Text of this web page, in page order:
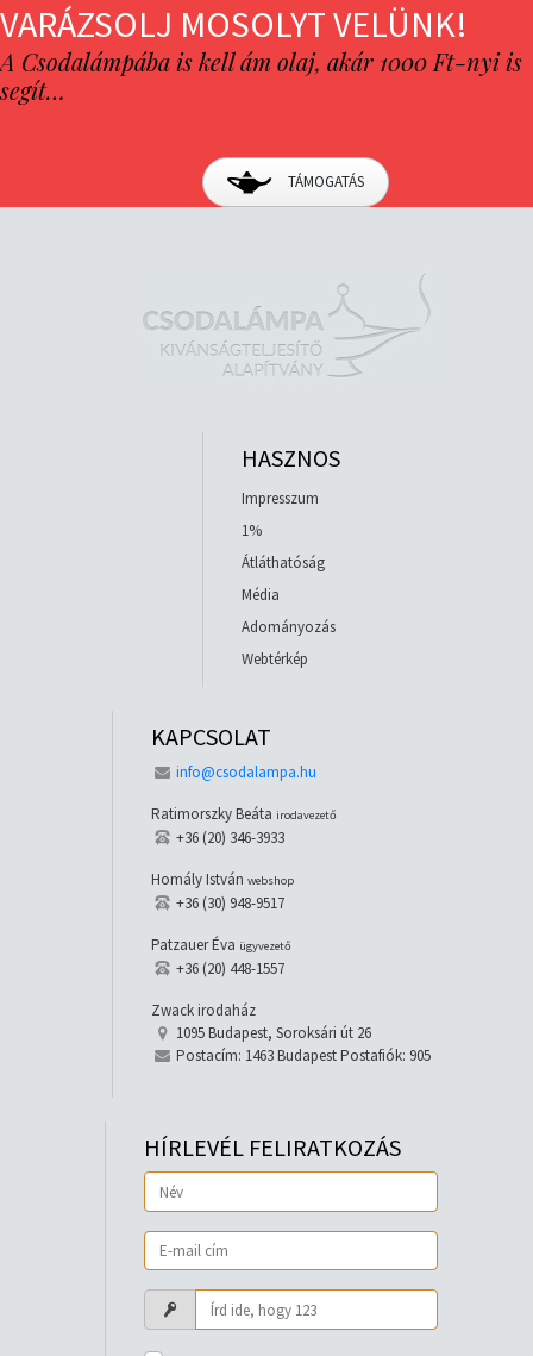
VARÁZSOLJ MOSOLYT VELÜNK!
A Csodalámpába is kell ám olaj, akár 1000 Ft-nyi is
segít…
TÁMOGATÁS
HASZNOS
Impresszum
1%
Átláthatóság
Média
Adományozás
Webtérkép
KAPCSOLAT
info@csodalampa.hu
Ratimorszky Beáta irodavezető
+36 (20) 346-3933
Homály István webshop
+36 (30) 948-9517
Patzauer Éva ügyvezető
+36 (20) 448-1557
Zwack irodaház
1095 Budapest, Soroksári út 26
Postacím: 1463 Budapest Postafiók: 905
HÍRLEVÉL FELIRATKOZÁS